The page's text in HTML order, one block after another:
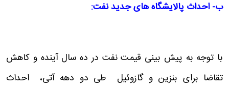
ب- احداث پالایشگاه های جدید نفت:
با توجه به پیش بینی قیمت نفت در ده سال آینده و کاهش
تقاضا برای بنزین و گازوئیل طی دو دهه آتی، احداث